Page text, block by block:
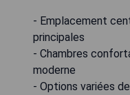
- Emplacement
principales
- Chambres
moderne
- Options variées